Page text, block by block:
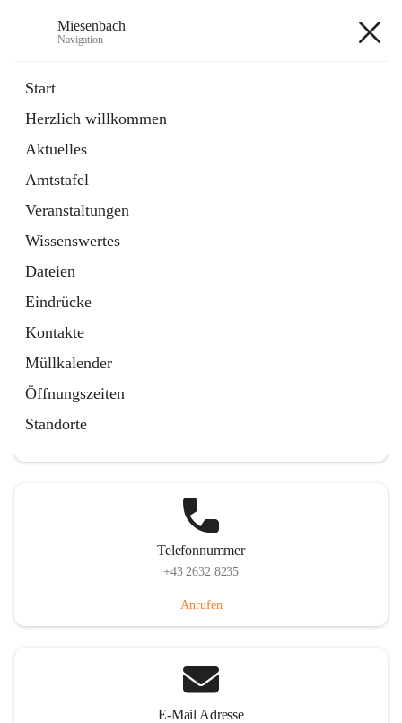
Miesenbach
Navigation
Start
Herzlich willkommen
Aktuelles
Amtstafel
Veranstaltungen
Wissenswertes
Dateien
Eindrücke
Kontakte
Müllkalender
Öffnungszeiten
Standorte
Externe Webseite
in
Tab
Region Schneebergland
Externe Webseite
öffnet
in
neuem
Tab
Telefonnummer
+43 2632 8235
Anrufen
E-Mail Adresse